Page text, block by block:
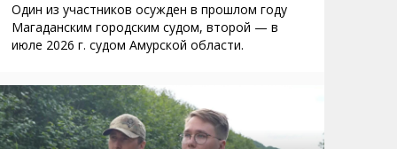
Один из участников осужден в прошлом году
Магаданским городским судом, второй — в
июле 2026 г. судом Амурской области.